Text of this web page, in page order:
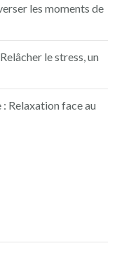
les moments de
le stress, un
Relaxation face au